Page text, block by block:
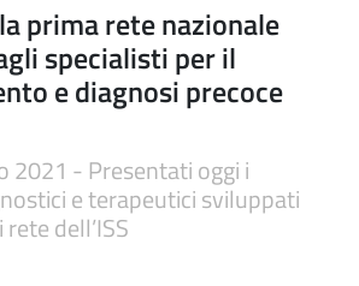
prima rete nazionale
specialisti per il
e diagnosi precoce
2021 - Presentati oggi i
e terapeutici sviluppati
dell’ISS